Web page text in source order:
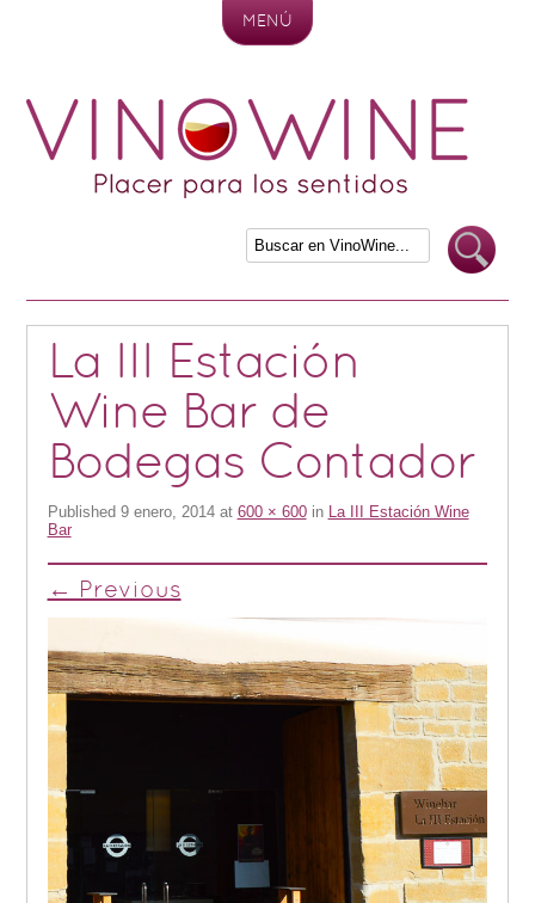
MENÚ
La III Estación
Wine Bar de
Bodegas Contador
Published 9 enero, 2014at 600 × 600in La III Estación Wine
Bar
← Previous